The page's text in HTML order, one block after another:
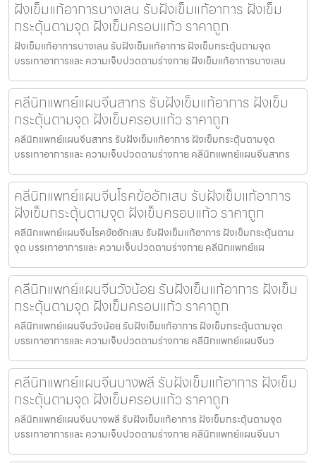
ฝังเข็มแก้อาการบางเลน รับฝังเข็มแก้อาการ ฝังเข็ม
กระตุ้นตามจุด ฝังเข็มครอบแก้ว ราคาถูก
ฝังเข็มแก้อาการบางเลน รับฝังเข็มแก้อาการ ฝังเข็มกระตุ้นตามจุด
บรรเทาอาการและ ความเจ็บปวดตามร่างกาย ฝังเข็มแก้อาการบางเลน
คลีนิกแพทย์แผนจีนสาทร รับฝังเข็มแก้อาการ ฝังเข็ม
กระตุ้นตามจุด ฝังเข็มครอบแก้ว ราคาถูก
คลีนิกแพทย์แผนจีนสาทร รับฝังเข็มแก้อาการ ฝังเข็มกระตุ้นตามจุด
บรรเทาอาการและ ความเจ็บปวดตามร่างกาย คลีนิกแพทย์แผนจีนสาทร
คลีนิกแพทย์แผนจีนโรคข้ออักเสบ รับฝังเข็มแก้อาการ
ฝังเข็มกระตุ้นตามจุด ฝังเข็มครอบแก้ว ราคาถูก
คลีนิกแพทย์แผนจีนโรคข้ออักเสบ รับฝังเข็มแก้อาการ ฝังเข็มกระตุ้นตาม
จุด บรรเทาอาการและ ความเจ็บปวดตามร่างกาย คลีนิกแพทย์แผ
คลีนิกแพทย์แผนจีนวังน้อย รับฝังเข็มแก้อาการ ฝังเข็ม
กระตุ้นตามจุด ฝังเข็มครอบแก้ว ราคาถูก
คลีนิกแพทย์แผนจีนวังน้อย รับฝังเข็มแก้อาการ ฝังเข็มกระตุ้นตามจุด
บรรเทาอาการและ ความเจ็บปวดตามร่างกาย คลีนิกแพทย์แผนจีนว
คลีนิกแพทย์แผนจีนบางพลี รับฝังเข็มแก้อาการ ฝังเข็ม
กระตุ้นตามจุด ฝังเข็มครอบแก้ว ราคาถูก
คลีนิกแพทย์แผนจีนบางพลี รับฝังเข็มแก้อาการ ฝังเข็มกระตุ้นตามจุด
บรรเทาอาการและ ความเจ็บปวดตามร่างกาย คลีนิกแพทย์แผนจีนบา